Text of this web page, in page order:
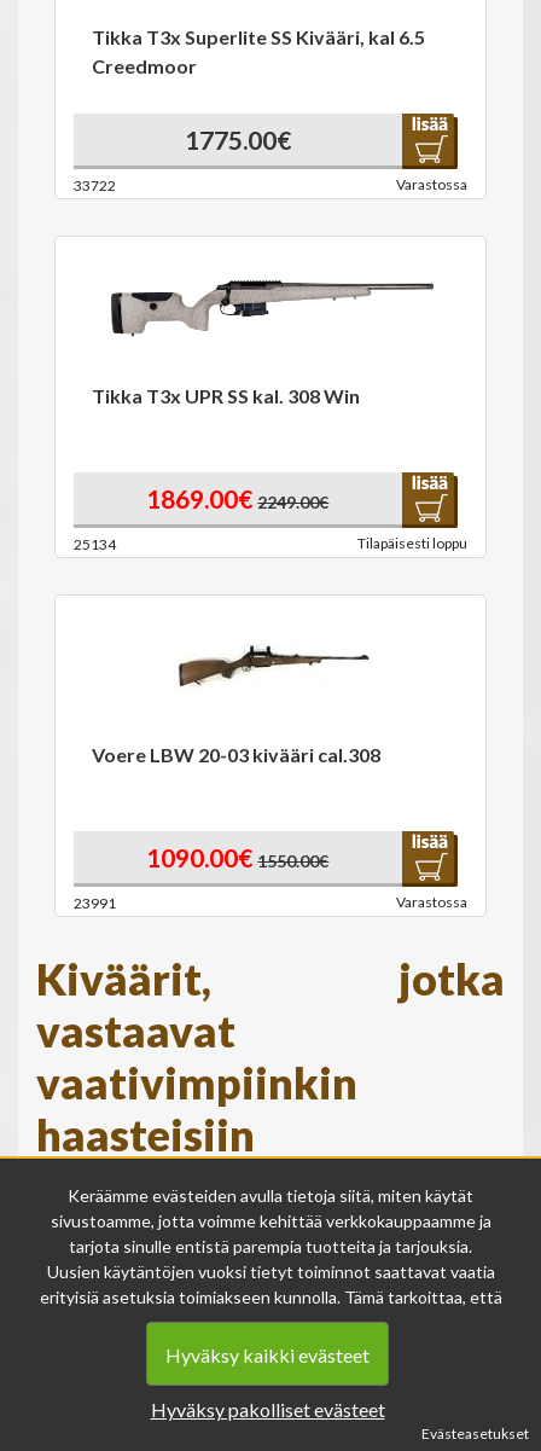
Tikka T3x Superlite SS Kivääri, kal 6.5
Creedmoor
1775.00€
33722 Varastossa
Tikka T3x UPR SS kal. 308 Win
1869.00€ 2249.00€
25134 Tilapäisesti loppu
Voere LBW 20-03 kivääri cal.308
1090.00€ 1550.00€
23991 Varastossa
Kiväärit, jotka
vastaavat
vaativimpiinkin
haasteisiin
kilpailutoiminta, tiedämme, että kivääri on investointi,
joka vaatii huolellista harkintaa. Valitsemalla kiväärin
meiltä voit olla varma siitä, että saat erinomaisen laadun
lisäksi myös asiantuntevaa palvelua. Tunnettuna
asiantuntijana ja laadun takaajana, meidän kattava
valikoimamme sisältää huippuluokan kiväärit
arvostetuilta valmistajilta, kuten
Tikka
Tikka kiväärit - Suomalaista
Keräämme evästeiden avulla tietoja siitä, miten käytät
sivustoamme, jotta voimme kehittää verkkokauppaamme ja
tarjota sinulle entistä parempia tuotteita ja tarjouksia.
Uusien käytäntöjen vuoksi tietyt toiminnot saattavat vaatia
erityisiä asetuksia toimiakseen kunnolla. Tämä tarkoittaa, että
joissakin tapauksissa anonymisoidut tiedot voivat kertyä,
vaikka olisit kieltänyt evästeiden käytön. Näitä tietoja
käytetään ainoastaan palvelumme parantamiseen, eikä niistä
Voit muuttaa evästeasetuksiasi milloin tahansa sivun
Hyväksy kaikki evästeet
Hyväksy pakolliset evästeet
Evästeasetukset